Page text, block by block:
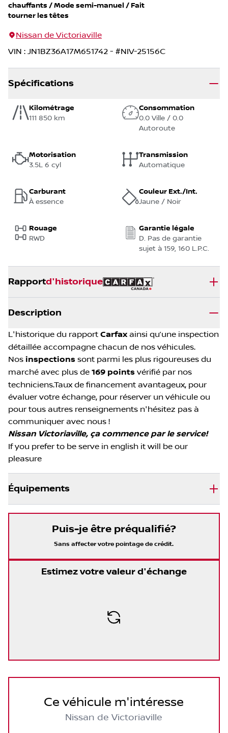
chauffants / Mode semi-manuel / Fait
tourner les têtes
Nissan de Victoriaville
VIN : JN1BZ36A17M651742 - #NIV-25156C
Spécifications
Kilométrage
111 850 km
Consommation
0.0 Ville / 0.0
Autoroute
Motorisation
3.5L 6 cyl
Transmission
Automatique
Carburant
À essence
Couleur Ext./Int.
Jaune / Noir
Rouage
RWD
Garantie légale
D. Pas de garantie
sujet à 159, 160 L.P.C.
Rapportd'historique
Description
L'historique du rapport Carfaxainsi qu’une inspection
détaillée accompagne chacun de nos véhicules.
Nos inspections sont parmi les plus rigoureuses du
marché avec plus de 169 points vérifié par nos
techniciens.Taux de financement avantageux, pour
évaluer votre échange, pour réserver un véhicule ou
pour tous autres renseignements n'hésitez pas à
communiquer avec nous !
Nissan Victoriaville, ça commence par le service!
If you prefer to be serve in english it will be our
pleasure
Équipements
Ce véhicule m'intéresse
Nissan de Victoriaville
Puis-je être préqualifié?
Sans affecter votre pointage de crédit.
Estimez votre valeur d'échange